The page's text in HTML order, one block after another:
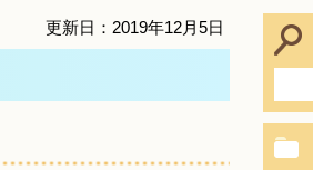
更新日：2019年12月5日